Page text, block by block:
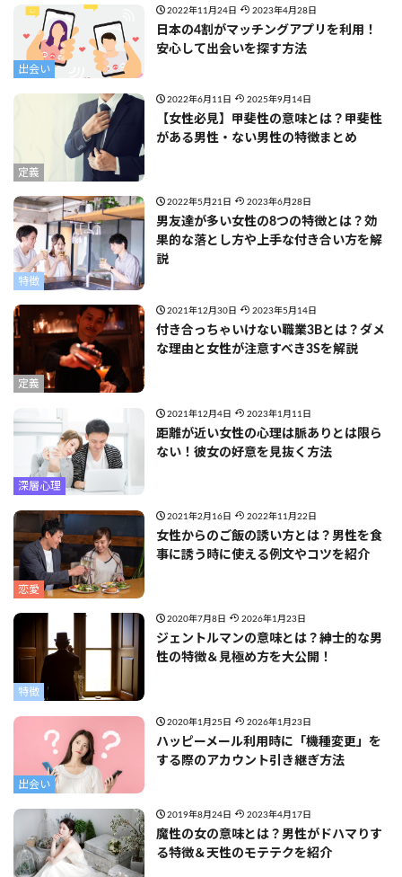
出会い
2022年11月24日 2023年4月28日
日本の4割がマッチングアプリを利用！
安心して出会いを探す方法
定義
2022年6月11日 2025年9月14日
【女性必見】甲斐性の意味とは？甲斐性
がある男性・ない男性の特徴まとめ
特徴
2022年5月21日 2023年6月28日
男友達が多い女性の8つの特徴とは？効
果的な落とし方や上手な付き合い方を解
説
定義
2021年12月30日 2023年5月14日
付き合っちゃいけない職業3Bとは？ダメ
な理由と女性が注意すべき3Sを解説
深層心理
2021年12月4日 2023年1月11日
距離が近い女性の心理は脈ありとは限ら
ない！彼女の好意を見抜く方法
恋愛
2021年2月16日 2022年11月22日
女性からのご飯の誘い方とは？男性を食
事に誘う時に使える例文やコツを紹介
特徴
2020年7月8日 2026年1月23日
ジェントルマンの意味とは？紳士的な男
性の特徴＆見極め方を大公開！
出会い
2020年1月25日 2026年1月23日
ハッピーメール利用時に「機種変更」を
する際のアカウント引き継ぎ方法
2019年8月24日 2023年4月17日
魔性の女の意味とは？男性がドハマりす
る特徴＆天性のモテテクを紹介